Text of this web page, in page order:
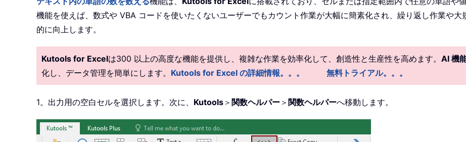
機能を使えば、数式や VBA コードを使いたくないユーザーでもカウント作業が大幅に簡素化され、繰り返し作業や
的に向上します。
Kutools for Excelは300 以上の高度な機能を提供し、複雑な作業を効率化して、創造性と生産性を高めます。 AI 機
化し、データ管理を簡単にします。 Kutools for Excel の詳細情報。。。 無料トライアル。。。
1。出力用の空白セルを選択します。次に、 Kutools ＞ 関数ヘルパー ＞ 関数ヘルパーへ移動します。